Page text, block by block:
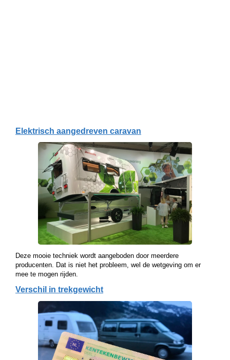
Elektrisch aangedreven caravan
Deze mooie techniek wordt aangeboden door meerdere
producenten. Dat is niet het probleem, wel de wetgeving om er
mee te mogen rijden.
Verschil in trekgewicht